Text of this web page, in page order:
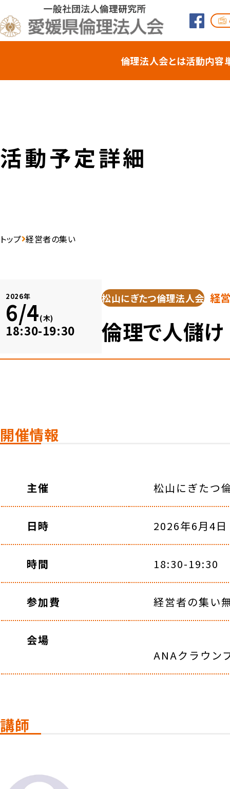
倫理法⼈会とは活動内容
活動予定詳細
トップ 経営者の集い
2026年
6/4(木)
18:30-19:30
松山にぎたつ倫理法人会 経
倫理で人儲
開催情報
主催 松山にぎたつ
日時 2026年6月4日
時間 18:30-19:30
参加費 経営者の集い
会場
ANAクラウン
講師